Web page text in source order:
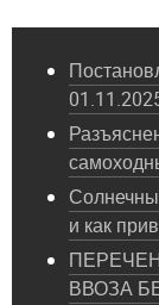
и как
ВВОЗА